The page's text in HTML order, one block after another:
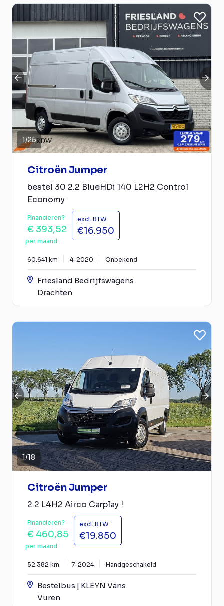
1/25
Citroën Jumper
bestel 30 2.2 BlueHDi 140 L2H2 Control
Economy
Financieren?
€ 393,52
per maand
excl. BTW
€16.950
60.641 km 4-2020 Onbekend
Friesland Bedrijfswagens
Drachten
1/18
Citroën Jumper
2.2 L4H2 Airco Carplay !
Financieren?
€ 460,85
per maand
excl. BTW
€19.850
52.382 km 7-2024 Handgeschakeld
Bestelbus | KLEYN Vans
Vuren